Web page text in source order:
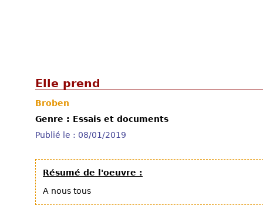
Elle prend
Broben
Genre : Essais et documents
Publié le : 08/01/2019
Résumé de l'oeuvre :
A nous tous